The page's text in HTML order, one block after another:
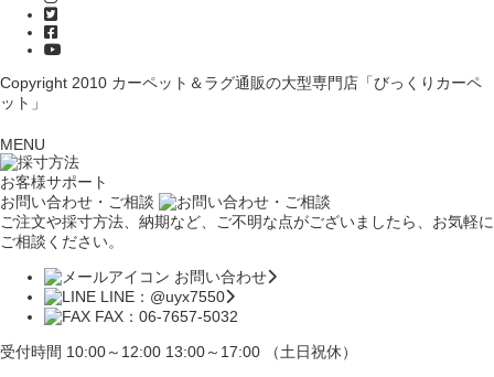
Copyright 2010 カーペット＆ラグ通販の大型専門店「びっくりカーペ
ット」
MENU
お客様サポート
お問い合わせ・ご相談
ご注文や採寸方法、納期など、ご不明な点がございましたら、お気軽に
ご相談ください。
お問い合わせ
LINE：@uyx7550
FAX：06-7657-5032
受付時間 10:00～12:00 13:00～17:00 （土日祝休）